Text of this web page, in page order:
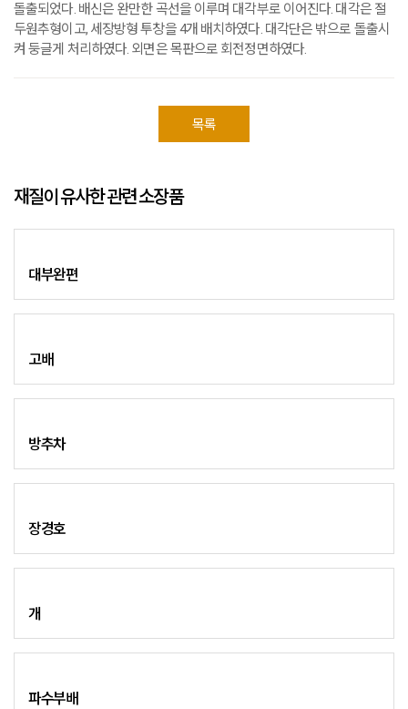
돌출되었다. 배신은 완만한 곡선을 이루며 대각부로 이어진다. 대각은 절
두원추형이고, 세장방형 투창을 4개 배치하였다. 대각단은 밖으로 돌출시
켜 둥글게 처리하였다. 외면은 목판으로 회전정면하였다.
목록
재질이 유사한 관련 소장품
대부완편
고배
방추차
장경호
개
파수부배